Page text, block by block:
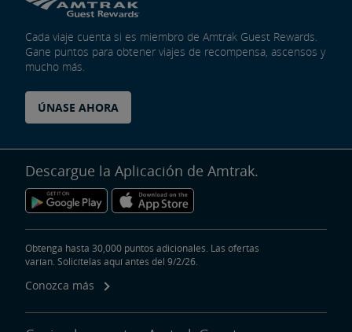
Cada viaje cuenta si es miembro de Amtrak Guest Rewards.
Gane puntos para obtener viajes de recompensa, ascensos y
mucho más.
ÚNASE AHORA
Descargue la Aplicación de Amtrak.
Obtenga hasta 30,000 puntos adicionales. Las ofertas
varían. Solicítelas aquí antes del 9/2/26.
Conozca más